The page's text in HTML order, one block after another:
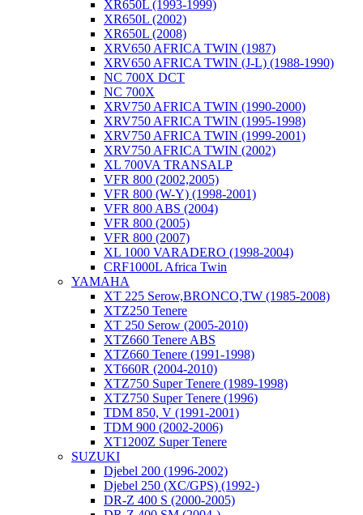
XR650L (1993-1999)
XR650L (2002)
XR650L (2008)
XRV650 AFRICA TWIN (1987)
XRV650 AFRICA TWIN (J-L) (1988-1990)
NC 700X DCT
NC 700X
XRV750 AFRICA TWIN (1990-2000)
XRV750 AFRICA TWIN (1995-1998)
XRV750 AFRICA TWIN (1999-2001)
XRV750 AFRICA TWIN (2002)
XL 700VA TRANSALP
VFR 800 (2002,2005)
VFR 800 (W-Y) (1998-2001)
VFR 800 ABS (2004)
VFR 800 (2005)
VFR 800 (2007)
XL 1000 VARADERO (1998-2004)
CRF1000L Africa Twin
YAMAHA
XT 225 Serow,BRONCO,TW (1985-2008)
XTZ250 Tenere
XT 250 Serow (2005-2010)
XTZ660 Tenere ABS
XTZ660 Tenere (1991-1998)
XT660R (2004-2010)
XTZ750 Super Tenere (1989-1998)
XTZ750 Super Tenere (1996)
TDM 850, V (1991-2001)
TDM 900 (2002-2006)
XT1200Z Super Tenere
SUZUKI
Djebel 200 (1996-2002)
Djebel 250 (XC/GPS) (1992-)
DR-Z 400 S (2000-2005)